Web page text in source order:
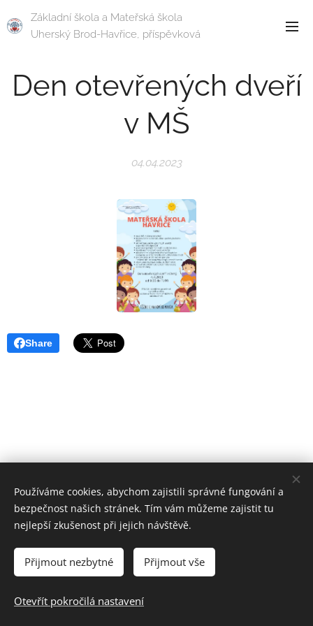
Základní škola a Mateřská škola
Uherský Brod-Havřice, příspěvková
Den otevřených dveří
v MŠ
04.04.2023
Share
© 2024 Základní škola a Mateřská škola Uherský Brod-Havřice,
příspěvková organizace | Všechna práva vyhrazena.
Cookies
Používáme cookies, abychom zajistili správné fungování a
bezpečnost našich stránek. Tím vám můžeme zajistit tu
nejlepší zkušenost při jejich návštěvě.
Přijmout nezbytné Přijmout vše
Otevřít pokročilá nastavení